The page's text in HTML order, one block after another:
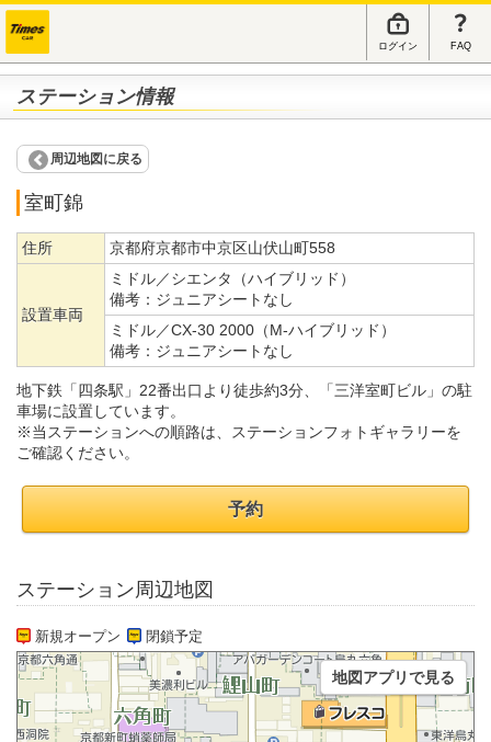
ログイン FAQ
ステーション情報
周辺地図に戻る
室町錦
住所 京都府京都市中京区山伏山町558
設置車両
ミドル／シエンタ（ハイブリッド）
備考： ジュニアシートなし
ミドル／CX-30 2000（M-ハイブリッド）
備考： ジュニアシートなし
地下鉄「四条駅」22番出口より徒歩約3分、「三洋室町ビル」の駐
車場に設置しています。
※当ステーションへの順路は、ステーションフォトギャラリーを
ご確認ください。
予約
ステーション周辺地図
新規オープン 閉鎖予定
地図アプリで見る